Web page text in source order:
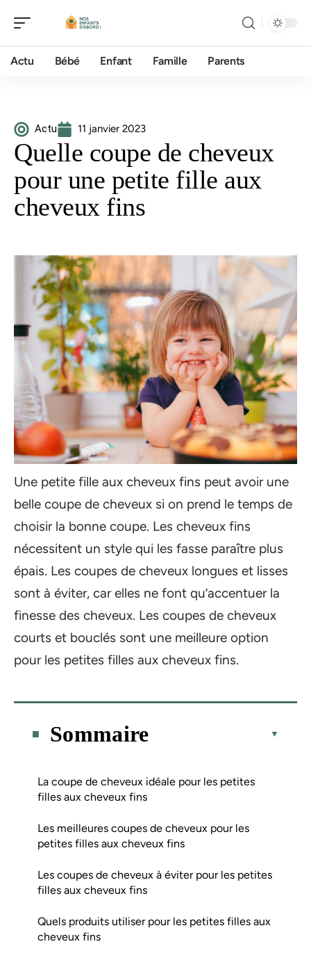
Actu Bébé Enfant Famille Parents
Actu 11 janvier 2023
Quelle coupe de cheveux
pour une petite fille aux
cheveux fins
Une petite fille aux cheveux fins peut avoir une
belle coupe de cheveux si on prend le temps de
choisir la bonne coupe. Les cheveux fins
nécessitent un style qui les fasse paraître plus
épais. Les coupes de cheveux longues et lisses
sont à éviter, car elles ne font qu’accentuer la
finesse des cheveux. Les coupes de cheveux
courts et bouclés sont une meilleure option
pour les petites filles aux cheveux fins.
Sommaire
La coupe de cheveux idéale pour les petites
filles aux cheveux fins
Les meilleures coupes de cheveux pour les
petites filles aux cheveux fins
Les coupes de cheveux à éviter pour les petites
filles aux cheveux fins
Quels produits utiliser pour les petites filles aux
cheveux fins